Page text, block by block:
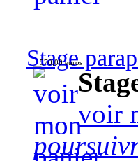
Stage
570,00 euros
voir